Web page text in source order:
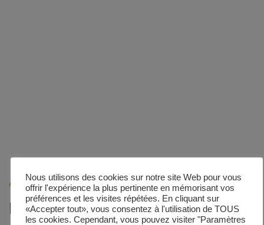
Accueil»Veolia - Zones de collecte» Maixe
Le calendrier de collecte de Maixe
Nous utilisons des cookies sur notre site Web pour vous
offrir l'expérience la plus pertinente en mémorisant vos
préférences et les visites répétées. En cliquant sur
«Accepter tout», vous consentez à l'utilisation de TOUS
les cookies. Cependant, vous pouvez visiter "Paramètres